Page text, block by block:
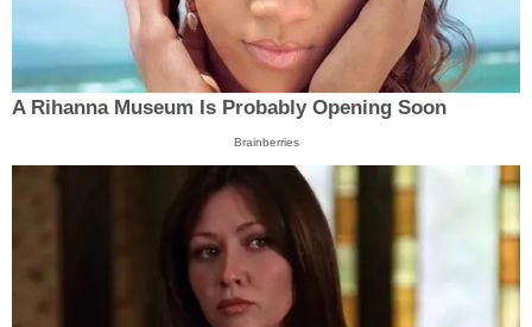
A Rihanna Museum Is Probably Opening Soon
Brainberries